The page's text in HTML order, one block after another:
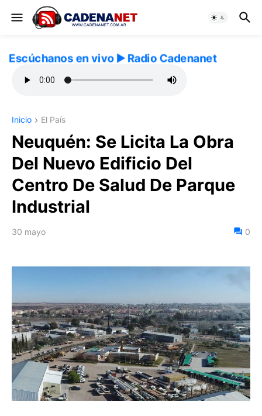
Escúchanos en vivo ▶️ Radio Cadenanet
Inicio El País
Neuquén: Se Licita La Obra
Del Nuevo Edificio Del
Centro De Salud De Parque
Industrial
30 mayo 0